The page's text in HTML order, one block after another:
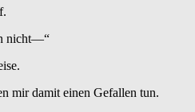
nicht—“
mir damit einen Gefallen tun.